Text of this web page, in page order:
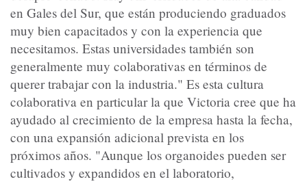
en Gales del Sur, que están produciendo graduados
muy bien capacitados y con la experiencia que
necesitamos. Estas universidades también son
generalmente muy colaborativas en términos de
querer trabajar con la industria." Es esta cultura
colaborativa en particular la que Victoria cree que ha
ayudado al crecimiento de la empresa hasta la fecha,
con una expansión adicional prevista en los
próximos años. "Aunque los organoides pueden ser
cultivados y expandidos en el laboratorio,